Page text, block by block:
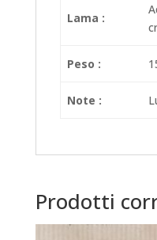
Lama :
Peso :
Note :
Prodotti